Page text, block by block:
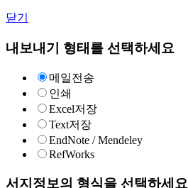
닫기
내보내기 형태를 선택하세요
메일전송
인쇄
Excel저장
Text저장
EndNote / Mendeley
RefWorks
서지정보의 형식을 선택하세요